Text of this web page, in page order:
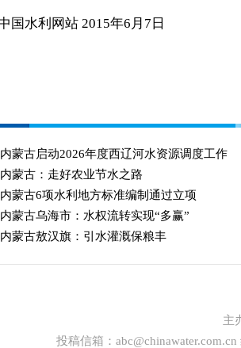
水利网站 2015年6月7日
内蒙古启动2026年度西辽河水资源调度工作
内蒙古：走好农业节水之路
内蒙古6项水利地方标准编制通过立项
内蒙古乌海市：水权流转实现“多赢”
内蒙古敖汉旗：引水灌溉保粮丰
主
投稿信箱： abc@chinawater.com.cn